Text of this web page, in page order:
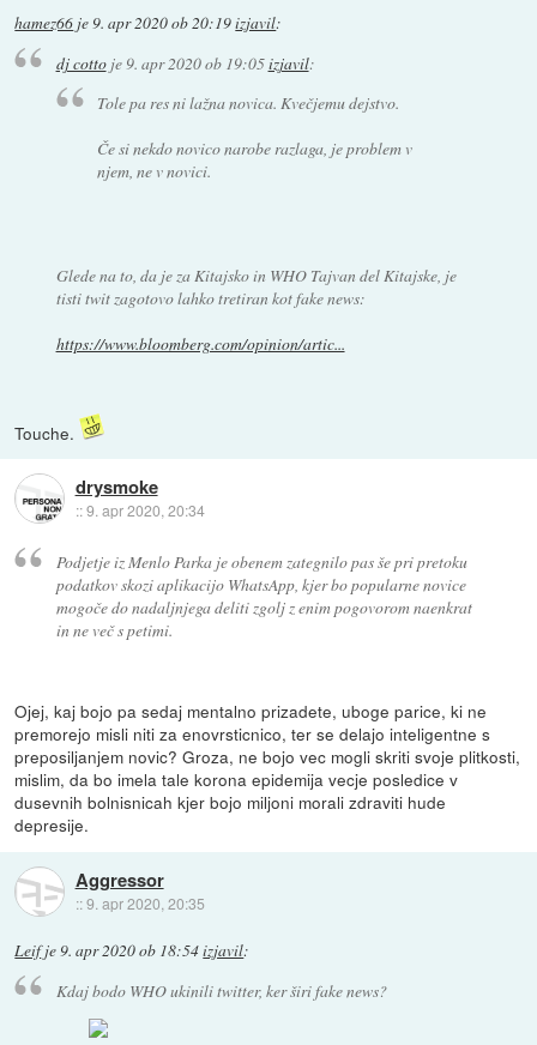
hamez66 je9. apr 2020 ob 20:19izjavil:
dj cottoje9. apr 2020 ob 19:05izjavil:
Tole pa res ni lažna novica. Kvečjemu dejstvo.
Če si nekdo novico narobe razlaga, je problem v
njem, ne v novici.
Glede na to, da je za Kitajsko in WHO Tajvan del Kitajske, je
tisti twit zagotovo lahko tretiran kot fake news:
https://www.bloomberg.com/opinion/artic...
Touche.
drysmoke
::9. apr 2020, 20:34
Podjetje iz Menlo Parka je obenem zategnilo pas še pri pretoku
podatkov skozi aplikacijo WhatsApp, kjer bo popularne novice
mogoče do nadaljnjega deliti zgolj z enim pogovorom naenkrat
in ne več s petimi.
Ojej, kaj bojo pa sedaj mentalno prizadete, uboge parice, ki ne
premorejo misli niti za enovrsticnico, ter se delajo inteligentne s
preposiljanjem novic? Groza, ne bojo vec mogli skriti svoje plitkosti,
mislim, da bo imela tale korona epidemija vecje posledice v
dusevnih bolnisnicah kjer bojo miljoni morali zdraviti hude
depresije.
Aggressor
::9. apr 2020, 20:35
Leifje9. apr 2020 ob 18:54izjavil:
Kdaj bodo WHO ukinili twitter, ker širi fake news?